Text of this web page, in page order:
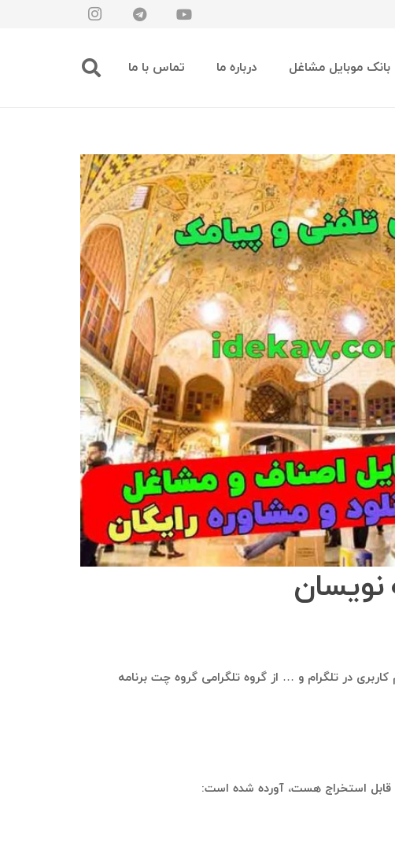
بانک موبایل مشاغل درباره ما تماس با ما
نویسان
کاربری در تلگرام و … از گروه تلگرامی گروه چت برنامه
قابل استخراج هست، آورده شده است: